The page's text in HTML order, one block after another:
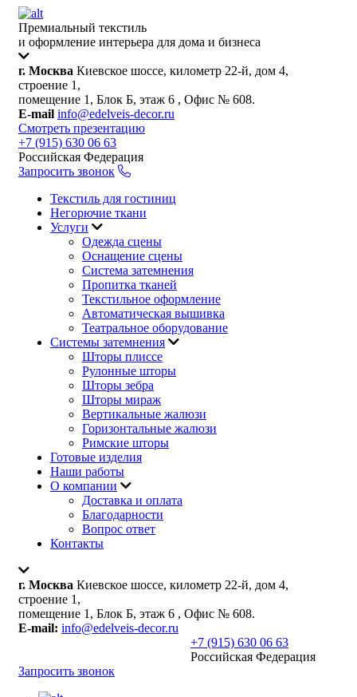
Премиальный текстиль
и оформление интерьера для дома и бизнеса
г. Москва Киевское шоссе, километр 22-й, дом 4,
строение 1,
помещение 1, Блок Б, этаж 6 , Офис № 608.
E-mail info@edelveis-decor.ru
Смотреть презентацию
+7 (915) 630 06 63
Российская Федерация
Запросить звонок
Текстиль для гостиниц
Негорючие ткани
Услуги
Одежда сцены
Оснащение сцены
Система затемнения
Пропитка тканей
Текстильное оформление
Автоматическая вышивка
Театральное оборудование
Системы затемнения
Шторы плиссе
Рулонные шторы
Шторы зебра
Шторы мираж
Вертикальные жалюзи
Горизонтальные жалюзи
Римские шторы
Готовые изделия
Наши работы
О компании
Доставка и оплата
Благодарности
Вопрос ответ
Контакты
г. Москва Киевское шоссе, километр 22-й, дом 4,
строение 1,
помещение 1, Блок Б, этаж 6 , Офис № 608.
E-mail: info@edelveis-decor.ru
+7 (915) 630 06 63
Российская Федерация
Запросить звонок